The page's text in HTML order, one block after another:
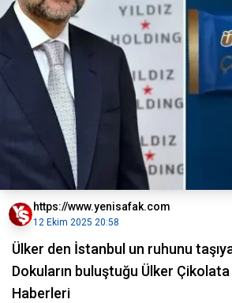
https://www.yenisafak.com
12 Ekim 2025 20:58
Ülker den İstanbul un ruhunu
Dokuların buluştuğu Ülker
Haberleri